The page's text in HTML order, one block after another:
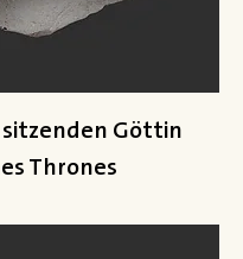
Göttin
Thrones